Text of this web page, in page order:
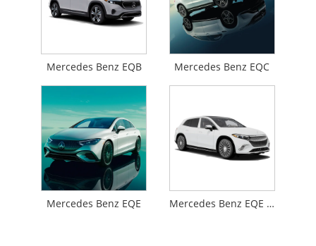
Mercedes Benz EQB Mercedes Benz EQC
Mercedes Benz EQE Mercedes Benz EQE SUV